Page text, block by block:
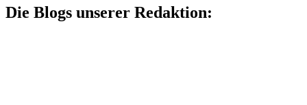
Die Blogs unserer Redaktion: